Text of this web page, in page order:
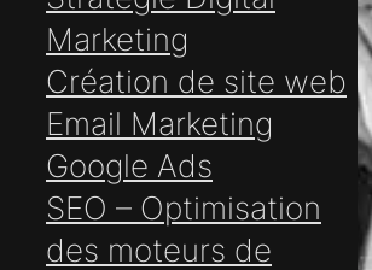
Marketing
Création de site web
Email Marketing
Google Ads
SEO – Optimisation
des moteurs de